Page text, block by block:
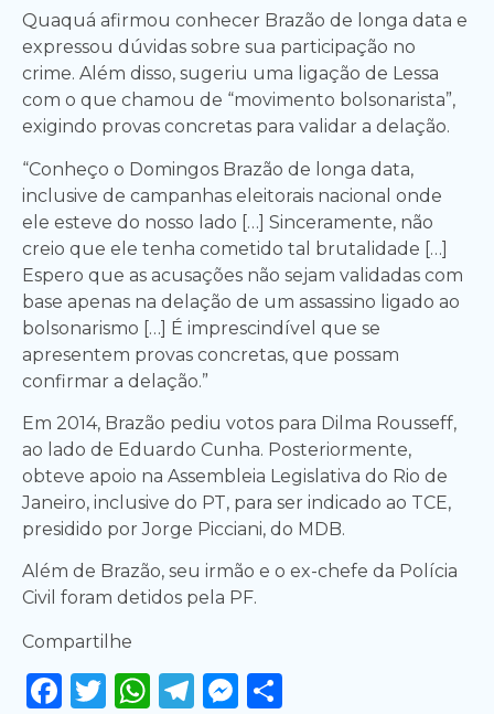
Quaquá afirmou conhecer Brazão de longa data e
expressou dúvidas sobre sua participação no
crime. Além disso, sugeriu uma ligação de Lessa
com o que chamou de “movimento bolsonarista”,
exigindo provas concretas para validar a delação.
“Conheço o Domingos Brazão de longa data,
inclusive de campanhas eleitorais nacional onde
ele esteve do nosso lado […] Sinceramente, não
creio que ele tenha cometido tal brutalidade […]
Espero que as acusações não sejam validadas com
base apenas na delação de um assassino ligado ao
bolsonarismo […] É imprescindível que se
apresentem provas concretas, que possam
confirmar a delação.”
Em 2014, Brazão pediu votos para Dilma Rousseff,
ao lado de Eduardo Cunha. Posteriormente,
obteve apoio na Assembleia Legislativa do Rio de
Janeiro, inclusive do PT, para ser indicado ao TCE,
presidido por Jorge Picciani, do MDB.
Além de Brazão, seu irmão e o ex-chefe da Polícia
Civil foram detidos pela PF.
Compartilhe
Facebook
Twitter
WhatsApp
Telegram
Messenger